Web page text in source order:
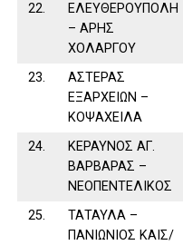
22.
ΕΛΕΥΘΕΡΟΥΠΟΛΗ
– ΑΡΗΣ
ΧΟΛΑΡΓΟΥ
23.
ΑΣΤΕΡΑΣ
ΕΞΑΡΧΕΙΩΝ –
ΚΟΨΑΧΕΙΛΑ
24.
ΚΕΡΑΥΝΟΣ ΑΓ.
ΒΑΡΒΑΡΑΣ –
ΝΕΟΠΕΝΤΕΛΙΚΟΣ
25.
ΤΑΤΑΥΛΑ –
ΠΑΝΙΩΝΙΟΣ ΚΑΙΣ/